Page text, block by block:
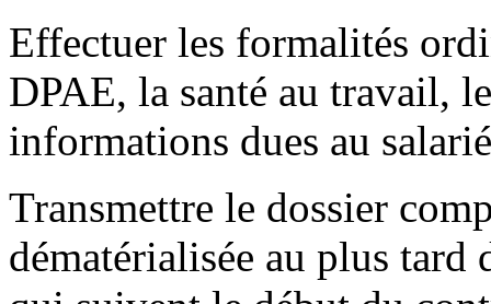
Effectuer les formalités
DPAE, la santé au travail,
informations dues au
Transmettre le dossier
dématérialisée au plus tard